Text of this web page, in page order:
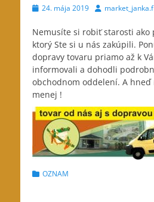
Posted24. mája 2019 Authormarket_janka.f
Nemusíte si robiť starosti ako
ktorý Ste si u nás zakúpili.
dopravy tovaru priamo až k
informovali a dohodli
obchodnom oddelení. A hneď
menej !
Categories
OZNAM